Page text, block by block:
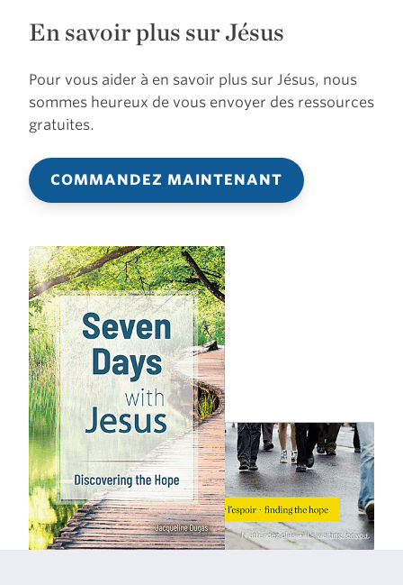
En savoir plus sur Jésus
Pour vous aider à en savoir plus sur Jésus, nous
sommes heureux de vous envoyer des ressources
gratuites.
COMMANDEZ MAINTENANT